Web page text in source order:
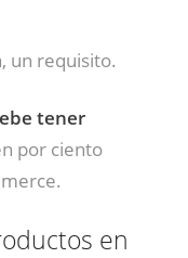
un requisito.
tener
por ciento
en